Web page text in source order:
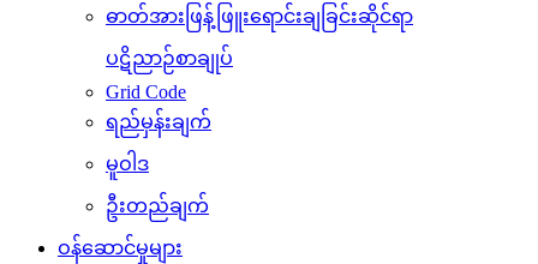
ဓာတ်အားဖြန့်ဖြူးရောင်းချခြင်းဆိုင်ရာ
ပဋိညာဉ်စာချုပ်
Grid Code
ရည်မှန်းချက်
မူဝါဒ
ဦးတည်ချက်
ဝန်ဆောင်မှုများ